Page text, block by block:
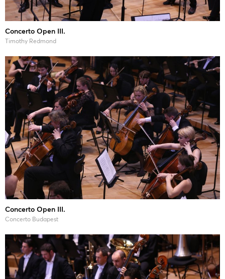
Concerto Open III.
Timothy Redmond
Concerto Open III.
Concerto Budapest